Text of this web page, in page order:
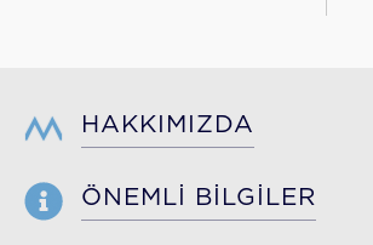
HAKKIMIZDA
ÖNEMLİ BİLGİLER